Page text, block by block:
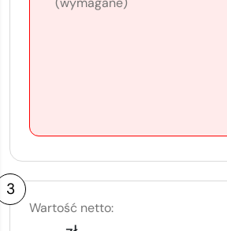
3
Wartość netto: